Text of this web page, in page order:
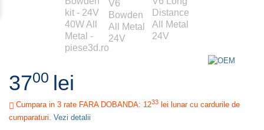
3700 lei
Cumpara in 3 rate FARA DOBANDA: 1233 lei lunar cu cardurile de
cumparaturi. Vezi detalii